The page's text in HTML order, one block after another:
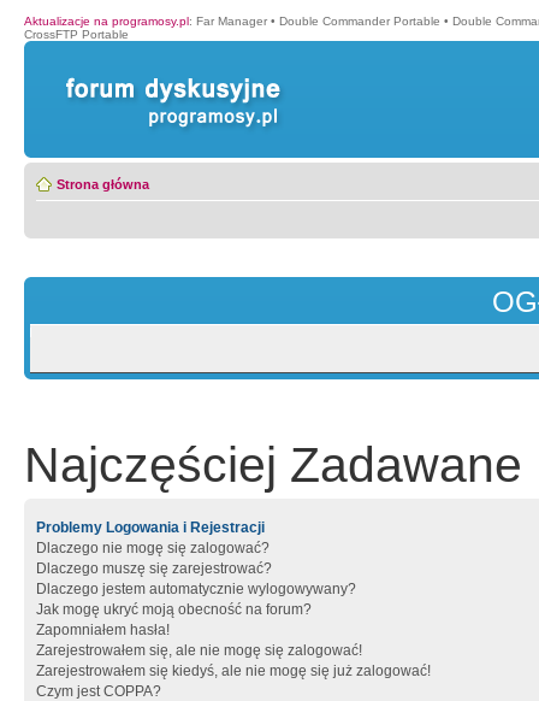
Aktualizacje na programosy.pl: Far Manager • Double Commander Portable • Double
CrossFTP Portable
Strona główna
Najczęściej Zadawane
Problemy Logowania i Rejestracji
Dlaczego nie mogę się zalogować?
Dlaczego muszę się zarejestrować?
Dlaczego jestem automatycznie wylogowywany?
Jak mogę ukryć moją obecność na forum?
Zapomniałem hasła!
Zarejestrowałem się, ale nie mogę się zalogować!
Zarejestrowałem się kiedyś, ale nie mogę się już zalogować!
Czym jest COPPA?